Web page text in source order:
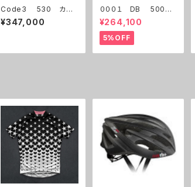
Code3 530 カー
ボン/パールホワイト
試乗車
¥347,000
０００１ DB 500
パープル/ピンク グラ
デーション 試乗車
¥264,100
5%OFF